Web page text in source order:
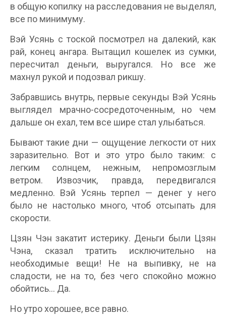
в общую копилку на расследования не выделял,
все по минимуму.
Вэй Усянь с тоской посмотрел на далекий, как
рай, конец ангара. Вытащил кошелек из сумки,
пересчитал деньги, выругался. Но все же
махнул рукой и подозвал рикшу.
Забравшись внутрь, первые секунды Вэй Усянь
выглядел мрачно-сосредоточенным, но чем
дальше он ехал, тем все шире стал улыбаться.
Бывают такие дни — ощущение легкости от них
заразительно. Вот и это утро было таким: с
легким солнцем, нежным, непромозглым
ветром. Извозчик, правда, передвигался
медленно. Вэй Усянь терпел — денег у него
было не настолько много, чтоб отсыпать для
скорости.
Цзян Чэн закатит истерику. Деньги были Цзян
Чэна, сказал тратить исключительно на
необходимые вещи! Не на выпивку, не на
сладости, не на то, без чего спокойно можно
обойтись… Да.
Но утро хорошее, все равно.